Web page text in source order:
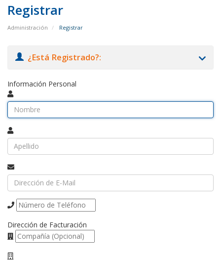
Registrar
Administración Registrar
¿Está Registrado?:
Información Personal
Dirección de Facturación